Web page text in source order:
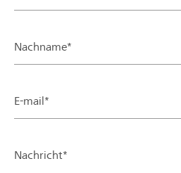
Nachname*
E-mail*
Nachricht*